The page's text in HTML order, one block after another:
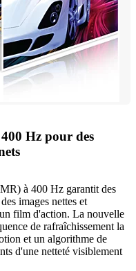
Hz pour des
à 400 Hz garantit des
images nettes et
film d'action. La nouvelle
de rafraîchissement la
et un algorithme de
d'une netteté visiblement